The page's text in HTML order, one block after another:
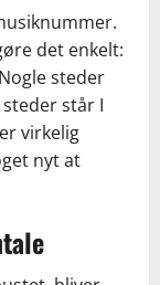
det enkelt:
steder
står I
virkelig
nyt at